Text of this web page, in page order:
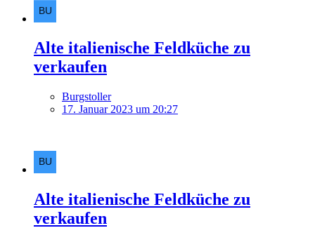
Alte italienische Feldküche zu
verkaufen
Burgstoller
17. Januar 2023 um 20:27
Alte italienische Feldküche zu
verkaufen